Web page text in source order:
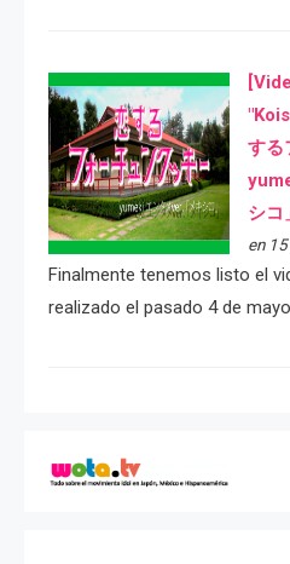
する
シコ
en
Finalmente tenemos listo el
realizado el pasado 4 de